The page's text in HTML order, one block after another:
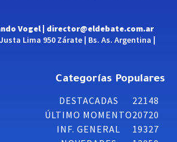
Vogel | director@eldebate.com.ar
Lima 950 Zárate | Bs. As. Argentina |
Categorías Populares
DESTACADAS
22148
ÚLTIMO MOMENTO20720
INF. GENERAL
19327